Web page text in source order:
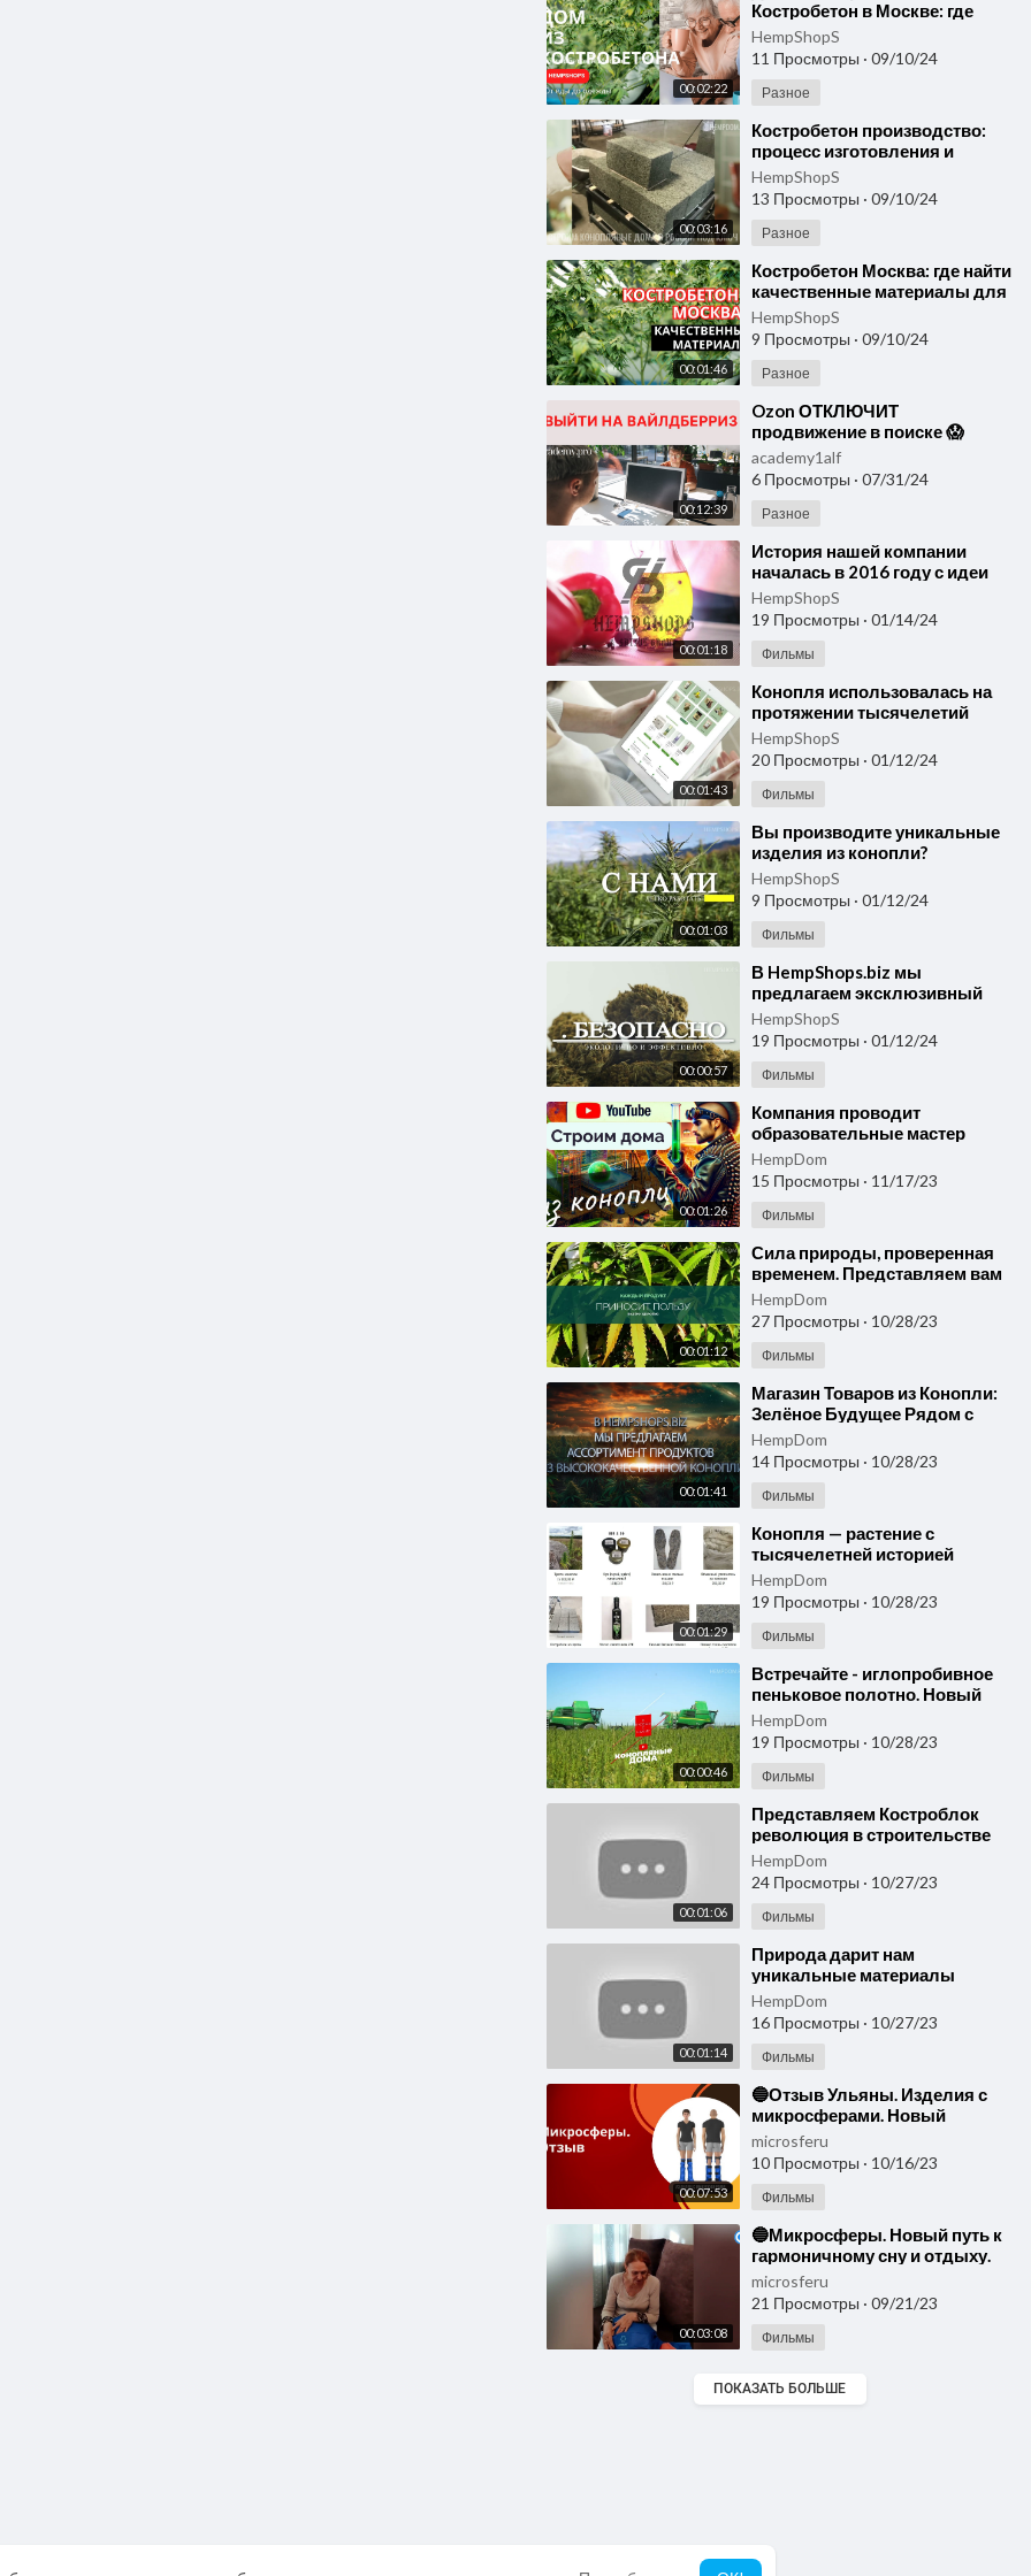
00:02:22
Костробетон в Москве: где
купить по выгодной цене для
строительства дома.
HempShopS
11 Просмотры · 09/10/24
Разное
00:03:16
⁣Костробетон производство:
процесс изготовления и
основные этапы
производства/ экологичный
из конопли
HempShopS
13 Просмотры · 09/10/24
Разное
00:01:46
⁣Костробетон Москва: где найти
качественные материалы для
строительства
HempShopS
9 Просмотры · 09/10/24
Разное
00:12:39
⁣Ozon ОТКЛЮЧИТ
продвижение в поиске 😱
Новый принцип
АВТОРЕКЛАМЫ на Wildberries
📌 Выйти на вайлдберриз.
academy1alf
6 Просмотры · 07/31/24
Разное
00:01:18
⁣История нашей компании
началась в 2016 году с идеи
возродить использование
конопли. hempshops.biz
HempShopS
19 Просмотры · 01/14/24
Фильмы
00:01:43
⁣Конопля использовалась на
протяжении тысячелетий
благодаря своим уникальным
свойствам /hempshops.biz
HempShopS
20 Просмотры · 01/12/24
Фильмы
00:01:03
⁣Вы производите уникальные
изделия из конопли?
HempShops.biz приглашает вас
расширить свои горизонты!
HempShopS
9 Просмотры · 01/12/24
Фильмы
00:00:57
⁣В HempShops.biz мы
предлагаем эксклюзивный
ассортимент продуктов из
высококачественной конопли
HempShopS
19 Просмотры · 01/12/24
Фильмы
00:01:26
⁣Компания проводит
образовательные мастер
классы по приготовлению
блюд из конопли. Строим
дома.
HempDom
15 Просмотры · 11/17/23
Фильмы
00:01:12
⁣Сила природы, проверенная
временем. Представляем вам
волокно из пеньки. hempshops
HempDom
27 Просмотры · 10/28/23
Фильмы
00:01:41
⁣Магазин Товаров из Конопли:
Зелёное Будущее Рядом с
Вами / hempshops.biz
HempDom
14 Просмотры · 10/28/23
Фильмы
00:01:29
⁣Конопля — растение с
тысячелетней историей
использования в различных
сферах жизни
человека/hempshops
HempDom
19 Просмотры · 10/28/23
Фильмы
00:00:46
⁣Встречайте - иглопробивное
пеньковое полотно. Новый
стандарт в мире нетканых
материалов! hempshops
HempDom
19 Просмотры · 10/28/23
Фильмы
00:01:06
⁣Представляем Костроблок
революция в строительстве
экодомов! hempshops.biz
HempDom
24 Просмотры · 10/27/23
Фильмы
00:01:14
⁣Природа дарит нам
уникальные материалы
Откройте для себя тресту!
HEMPSHOPS
HempDom
16 Просмотры · 10/27/23
Фильмы
00:07:53
⁣🔵Отзыв Ульяны. Изделия с
микросферами. Новый
уровень комфорта и заботы о
здоровье🔵
microsferu
10 Просмотры · 10/16/23
Фильмы
00:03:08
⁣🔵Микросферы. Новый путь к
гармоничному сну и отдыху.
Продукция Артрейд
микросферы🔵
microsferu
21 Просмотры · 09/21/23
Фильмы
ПОКАЗАТЬ БОЛЬШЕ